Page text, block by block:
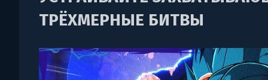
ТРЁХМЕРНЫЕ БИТВЫ